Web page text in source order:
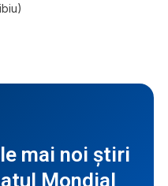
mai noi știri
Mondial